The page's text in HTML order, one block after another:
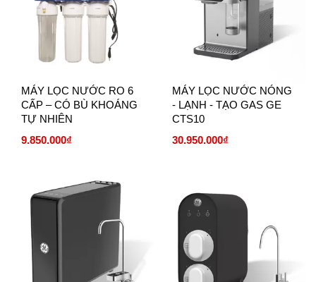
MÁY LỌC NƯỚC RO 6
CẤP – CÓ BÙ KHOÁNG
TỰ NHIÊN
9.850.000₫
MÁY LỌC NƯỚC NÓNG
- LẠNH - TẠO GAS GE
CTS10
30.950.000₫